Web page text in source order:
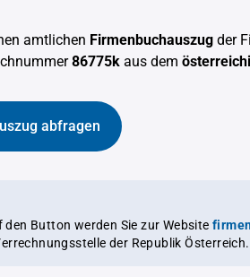
amtlichen Firmenbuchauszug der
86775k aus dem
abfragen
den Button werden Sie zur Website
der Republik Österreich.